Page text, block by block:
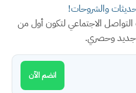
والشروحات!
التواصل الاجتماعي لتكون أول من
وحصري.
انضم الآن